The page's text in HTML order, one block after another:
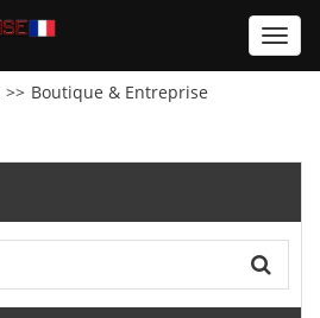
Boutique & Entreprise